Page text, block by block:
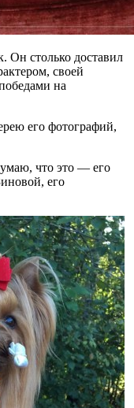
Он столько доставил
своей
на
его фотографий,
что это — его
его